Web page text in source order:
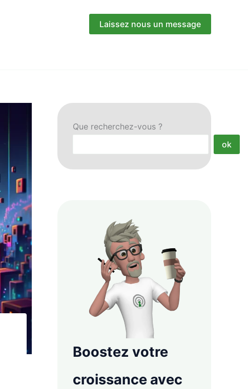
Laissez nous un message
Que recherchez-vous ?
ok
Boostez votre
croissance avec